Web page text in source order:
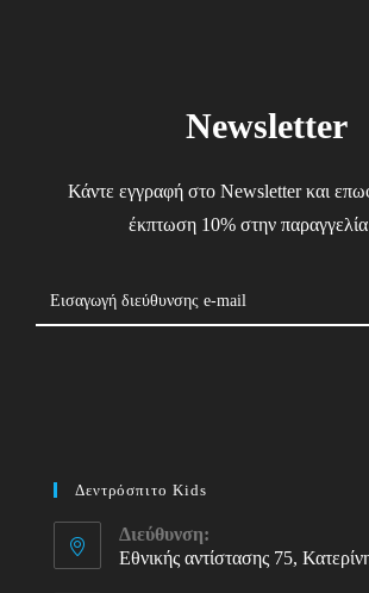
Newsletter
Κάντε εγγραφή στο Newsletter και
έκπτωση 10% στην
Δεντρόσπιτο Kids
Διεύθυνση:
Εθνικής αντίστασης 75,